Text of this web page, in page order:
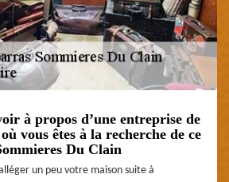
à propos d’une entreprise de
vous êtes à la recherche de ce
Du Clain
un peu votre maison suite à